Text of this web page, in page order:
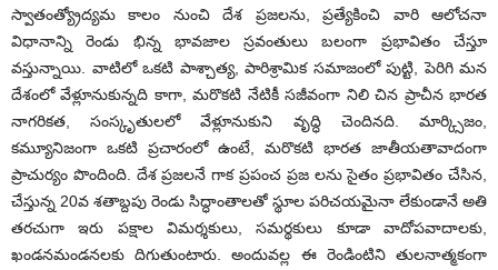
స్వాతంత్య్రోద్యమ కాలం నుంచి దేశ ప్రజలను, ప్రత్యేకించి వారి ఆలోచనా
విధానాన్ని రెండు భిన్న భావజాల స్రవంతులు బలంగా ప్రభావితం చేస్తూ
వస్తున్నాయి. వాటిలో ఒకటి పాశ్చాత్య, పారిశ్రామిక సమాజంలో పుట్టి, పెరిగి మన
దేశంలో వేళ్లూనుకున్నది కాగా, మరొకటి నేటికీ సజీవంగా నిలి చిన ప్రాచీన భారత
నాగరికత, సంస్కృతులలో వేళ్లూనుకుని వృద్ధి చెందినది. మార్క్సిజం,
కమ్యూనిజంగా ఒకటి ప్రచారంలో ఉంటే, మరొకటి భారత జాతీయతావాదంగా
ప్రాచుర్యం పొందింది. దేశ ప్రజలనే గాక ప్రపంచ ప్రజ లను సైతం ప్రభావితం చేసిన,
చేస్తున్న 20వ శతాబ్దపు రెండు సిద్ధాంతాలతో స్థూల పరిచయమైనా లేకుండానే అతి
తరచుగా ఇరు పక్షాల విమర్శకులు, సమర్థకులు కూడా వాదోపవాదాలకు,
ఖండనమండనలకు దిగుతుంటారు. అందువల్ల ఈ రెండింటిని తులనాత్మకంగా